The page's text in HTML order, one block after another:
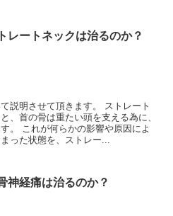
レートネックは治るのか？
説明させて頂きます。 ストレート
、首の骨は重たい頭を支える為に、
。 これが何らかの影響や原因によ
った状態を、ストレー...
神経痛は治るのか？